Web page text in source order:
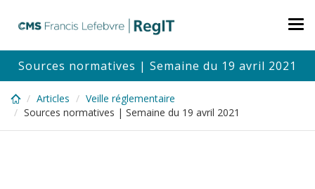
content
Sources normatives | Semaine du 19 avril 2021
Articles
Veille réglementaire
Sources normatives | Semaine du 19 avril 2021